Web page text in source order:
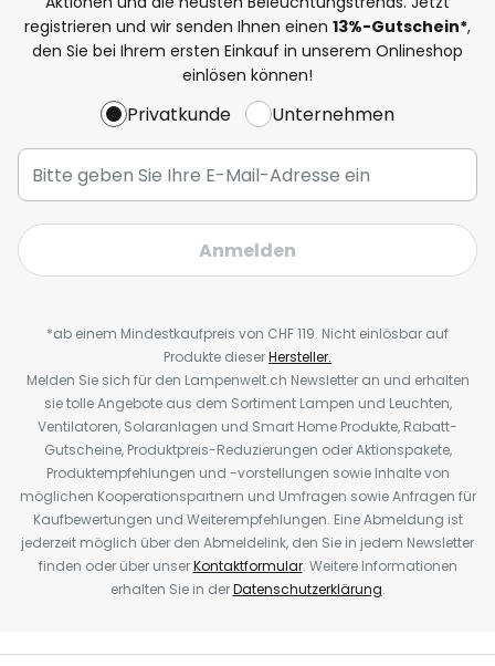
registrieren und wir senden Ihnen einen 13%-Gutschein*,
den Sie bei Ihrem ersten Einkauf in unserem Onlineshop
einlösen können!
Privatkunde Unternehmen
Anmelden
*ab einem Mindestkaufpreis von CHF 119. Nicht einlösbar auf
Produkte dieserHersteller.
Melden Sie sich für den Lampenwelt.ch Newsletter an und erhalten
sie tolle Angebote aus dem Sortiment Lampen und Leuchten,
Ventilatoren, Solaranlagen und Smart Home Produkte, Rabatt-
Gutscheine, Produktpreis-Reduzierungen oder Aktionspakete,
Produktempfehlungen und -vorstellungen sowie Inhalte von
möglichen Kooperationspartnern und Umfragen sowie Anfragen für
Kaufbewertungen und Weiterempfehlungen. Eine Abmeldung ist
jederzeit möglich über den Abmeldelink, den Sie in jedem Newsletter
finden oder über unserKontaktformular. Weitere Informationen
erhalten Sie in derDatenschutzerklärung.